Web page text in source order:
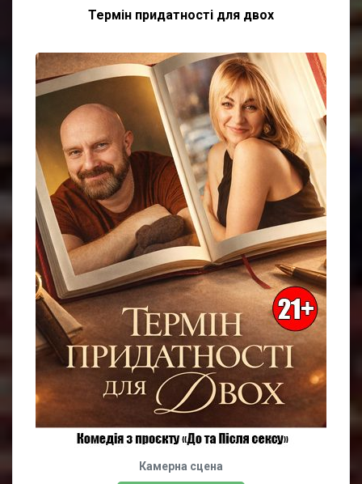
Термін придатності для двох
Камерна сцена